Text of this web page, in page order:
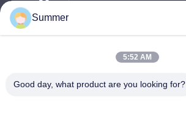
Adresse
E-Mail
sale2@zhejiangyuhao.com
Summer
5:52 AM
Good day, what product are you looking for?